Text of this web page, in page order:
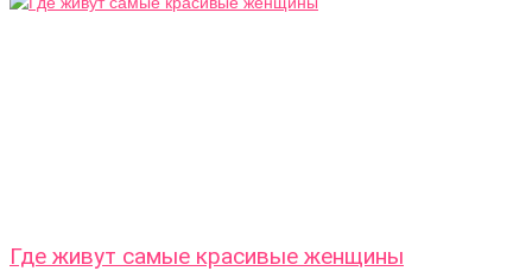
Где живут самые красивые женщины